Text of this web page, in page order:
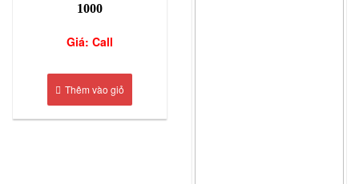
1000
Giá: Call
Thêm vào giỏ